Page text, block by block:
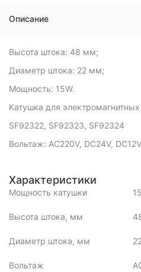
Описание
Высота штока: 48 мм;
Диаметр штока: 22 мм;
Мощность: 15W.
Катушка для
SF92322, SF92323, SF92324
Вольтаж: AC220V, DC24V, DC12V
Характеристики
Мощность катушки
Высота штока, мм
Диаметр штока, мм
Вольтаж